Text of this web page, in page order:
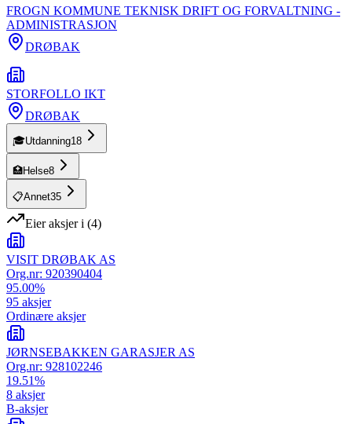
FROGN KOMMUNE TEKNISK DRIFT OG FORVALTNING -
ADMINISTRASJON
DRØBAK
STORFOLLO IKT
DRØBAK
🎓Utdanning18
🏥Helse8
📋Annet35
Eier aksjer i (4)
VISIT DRØBAK AS
Org.nr: 920390404
95.00%
95 aksjer
Ordinære aksjer
JØRNSEBAKKEN GARASJER AS
Org.nr: 928102246
19.51%
8 aksjer
B-aksjer